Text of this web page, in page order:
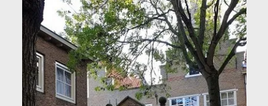
Reportages
France en images
Europe en images
Les îles en images